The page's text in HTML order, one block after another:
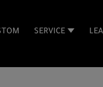
SERVICE